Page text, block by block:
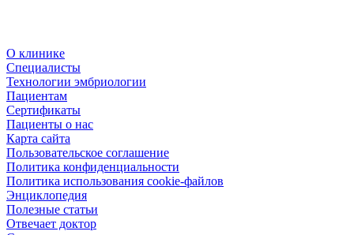
О клинике
Специалисты
Технологии эмбриологии
Пациентам
Сертификаты
Пациенты о нас
Карта сайта
Пользовательское соглашение
Политика конфиденциальности
Политика использования cookie-файлов
Энциклопедия
Полезные статьи
Отвечает доктор